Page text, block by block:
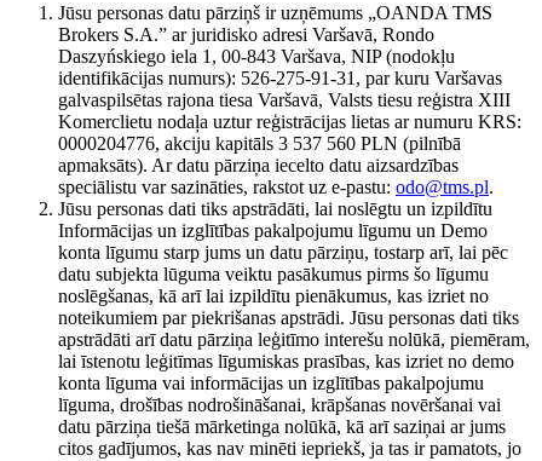
Jūsu personas datu pārziņš ir uzņēmums „OANDA TMS
Brokers S.A.” ar juridisko adresi Varšavā, Rondo
Daszyńskiego iela 1, 00-843 Varšava, NIP (nodokļu
identifikācijas numurs): 526-275-91-31, par kuru Varšavas
galvaspilsētas rajona tiesa Varšavā, Valsts tiesu reģistra XIII
Komerclietu nodaļa uztur reģistrācijas lietas ar numuru KRS:
0000204776, akciju kapitāls 3 537 560 PLN (pilnībā
apmaksāts). Ar datu pārziņa iecelto datu aizsardzības
speciālistu var sazināties, rakstot uz e-pastu: odo@tms.pl.
Jūsu personas dati tiks apstrādāti, lai noslēgtu un izpildītu
Informācijas un izglītības pakalpojumu līgumu un Demo
konta līgumu starp jums un datu pārziņu, tostarp arī, lai pēc
datu subjekta lūguma veiktu pasākumus pirms šo līgumu
noslēgšanas, kā arī lai izpildītu pienākumus, kas izriet no
noteikumiem par piekrišanas apstrādi. Jūsu personas dati tiks
apstrādāti arī datu pārziņa leģitīmo interešu nolūkā, piemēram,
lai īstenotu leģitīmas līgumiskas prasības, kas izriet no demo
konta līguma vai informācijas un izglītības pakalpojumu
līguma, drošības nodrošināšanai, krāpšanas novēršanai vai
datu pārziņa tiešā mārketinga nolūkā, kā arī saziņai ar jums
citos gadījumos, kas nav minēti iepriekš, ja tas ir pamatots, jo